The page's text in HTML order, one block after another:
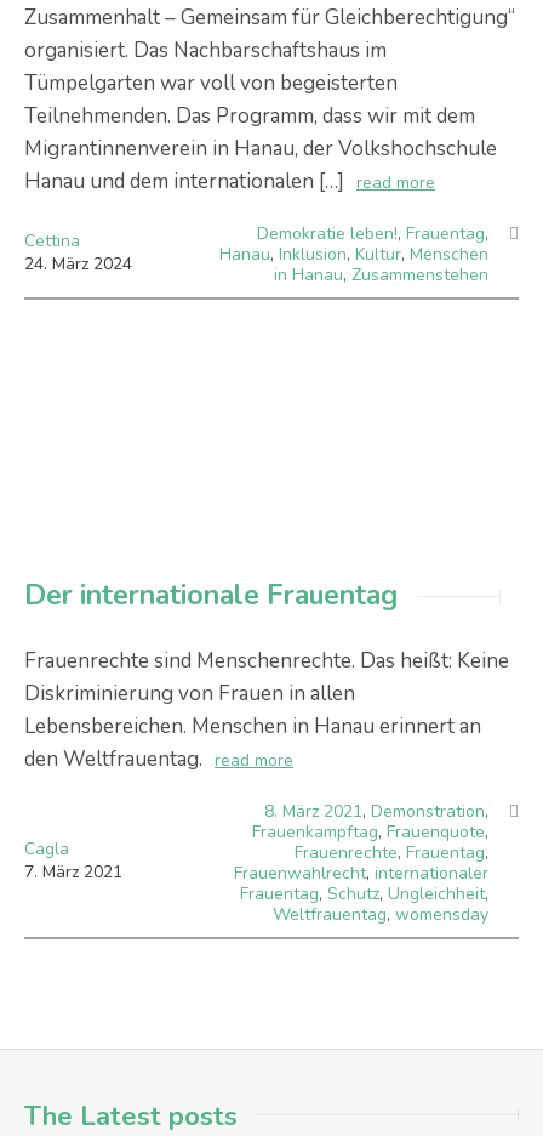
Zusammenhalt – Gemeinsam für Gleichberechtigung“
organisiert. Das Nachbarschaftshaus im
Tümpelgarten war voll von begeisterten
Teilnehmenden. Das Programm, dass wir mit dem
Migrantinnenverein in Hanau, der Volkshochschule
Hanau und dem internationalen […]
read more
Cettina
24. März 2024
Demokratie leben!, Frauentag,
Hanau, Inklusion, Kultur, Menschen
in Hanau, Zusammenstehen
Der internationale Frauentag
Frauenrechte sind Menschenrechte. Das heißt: Keine
Diskriminierung von Frauen in allen
Lebensbereichen. Menschen in Hanau erinnert an
den Weltfrauentag. read more
Cagla
7. März 2021
8. März 2021, Demonstration,
Frauenkampftag, Frauenquote,
Frauenrechte, Frauentag,
Frauenwahlrecht, internationaler
Frauentag, Schutz, Ungleichheit,
Weltfrauentag, womensday
The Latest posts